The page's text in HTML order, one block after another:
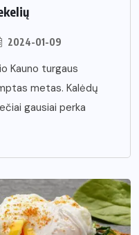
2024-01-09
Kauno turgaus
metas. Kalėdų
gausiai perka